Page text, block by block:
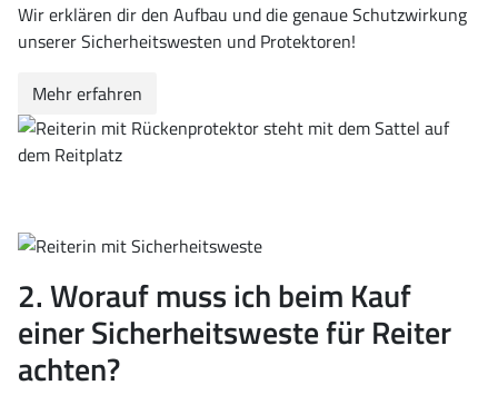
Wir erklären dir den Aufbau und die genaue Schutzwirkung
unserer Sicherheitswesten und Protektoren!
Mehr erfahren
2. Worauf muss ich beim Kauf
einer Sicherheitsweste für Reiter
achten?